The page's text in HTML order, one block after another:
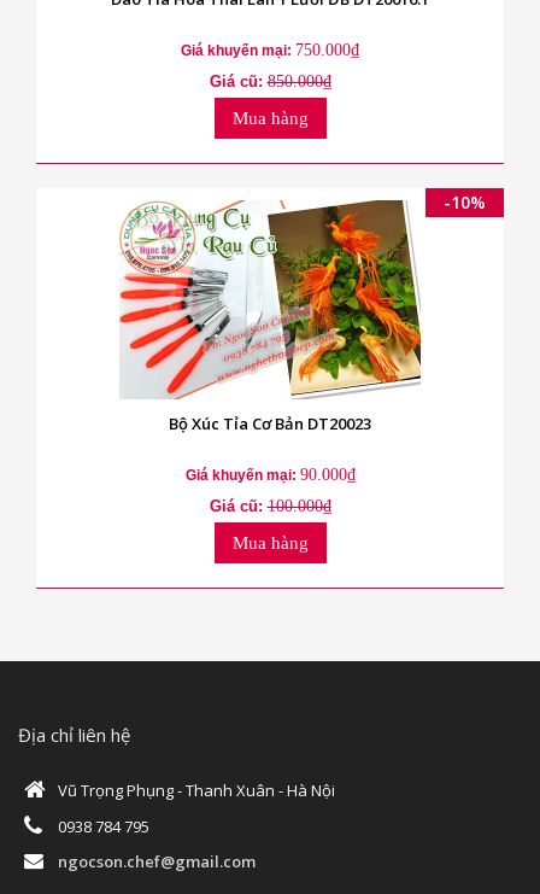
Giá khuyến mại: 750.000₫
Giá cũ:850.000₫
Mua hàng
-10%
Bộ Xúc Tỉa Cơ Bản DT20023
Giá khuyến mại: 90.000₫
Giá cũ:100.000₫
Mua hàng
Địa chỉ liên hệ
Vũ Trọng Phụng - Thanh Xuân - Hà Nội
0938 784 795
ngocson.chef@gmail.com